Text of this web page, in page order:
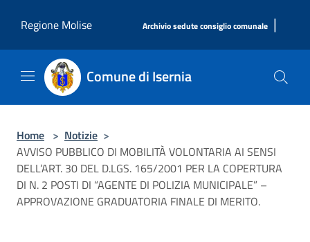
Regione Molise
Archivio sedute consiglio comunale |
Comune di Isernia
Home > Notizie >
AVVISO PUBBLICO DI MOBILITÀ VOLONTARIA AI SENSI
DELL’ART. 30 DEL D.LGS. 165/2001 PER LA COPERTURA
DI N. 2 POSTI DI “AGENTE DI POLIZIA MUNICIPALE” –
APPROVAZIONE GRADUATORIA FINALE DI MERITO.